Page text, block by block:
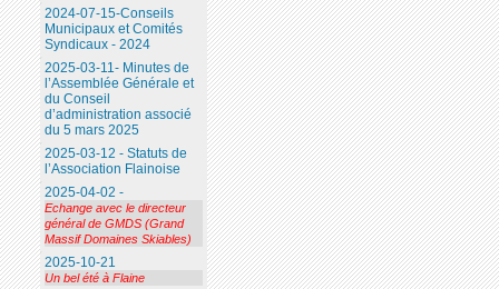
2024-07-15-Conseils
Municipaux et Comités
Syndicaux - 2024
2025-03-11- Minutes de
l’Assemblée Générale et
du Conseil
d’administration associé
du 5 mars 2025
2025-03-12 - Statuts de
l’Association Flainoise
2025-04-02 -
Echange avec le directeur
général de GMDS (Grand
Massif Domaines Skiables)
2025-10-21
Un bel été à Flaine